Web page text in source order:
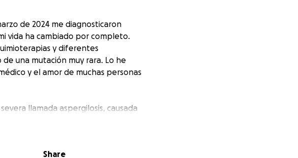
de 2024 me diagnosticaron
vida ha cambiado por completo.
y diferentes
una mutación muy rara. Lo he
y el amor de muchas personas
llamada aspergilosis, causada
y dejándolos funcionando
Share